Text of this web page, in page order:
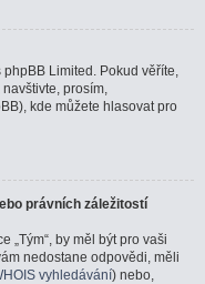
Limited. Pokud věříte,
prosím,
kde můžete hlasovat pro
právních záležitostí
„Tým“, by měl být pro vaši
nedostane odpovědi, měli
vyhledávání) nebo,